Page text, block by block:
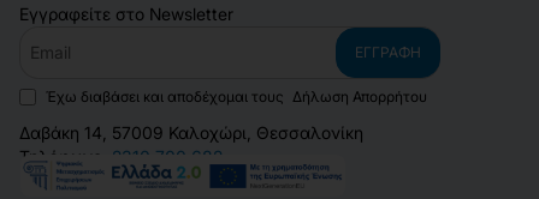
Εγγραφείτε στο Newsletter
ΕΓΓΡΑΦΉ
Έχω διαβάσει και αποδέχομαι τους Δήλωση Απορρήτου
Δαβάκη 14, 57009 Καλοχώρι, Θεσσαλονίκη
Τηλέφωνο: 2310 700 682
Email:info@disigma.gr